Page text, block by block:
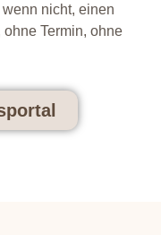
nicht, einen
Termin, ohne